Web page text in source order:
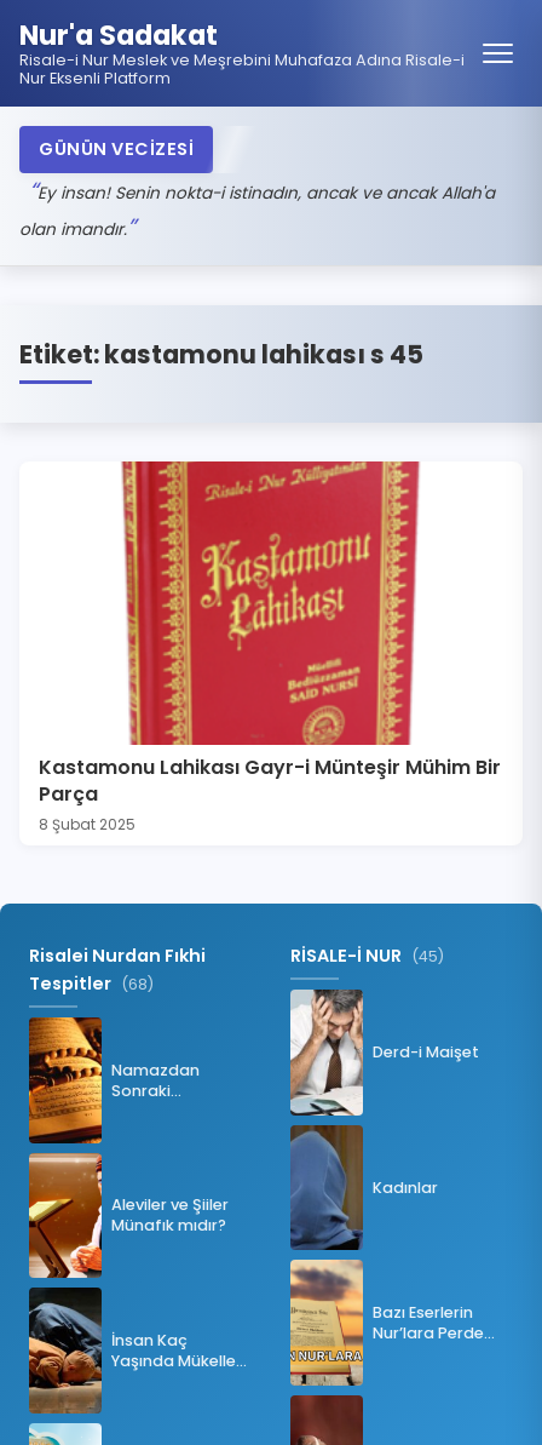
Nur'a Sadakat
Risale-i Nur Meslek ve Meşrebini Muhafaza Adına Risale-i
Nur Eksenli Platform
GÜNÜN VECİZESİ
Ey insan! Senin nokta-i istinadın, ancak ve ancak Allah'a
olan imandır.
Etiket:kastamonu lahikası s 45
Kastamonu Lahikası Gayr-i Münteşir Mühim Bir
Parça
8 Şubat 2025
Risalei Nurdan Fıkhi
Tespitler (68)
Namazdan
Sonraki
Aleviler ve Şiiler
Münafık mıdır?
İnsan Kaç
Yaşında Mükellef
RİSALE-İ NUR (45)
Derd-i Maişet
Kadınlar
Bazı Eserlerin
Nur’lara Perde